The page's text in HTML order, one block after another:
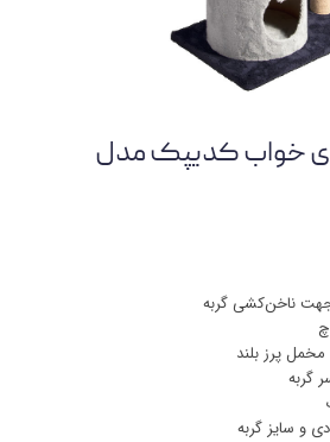
خواب کدیپک مدل
ناخن‌کشی گربه
پرز بلند
گربه
و سایز گربه